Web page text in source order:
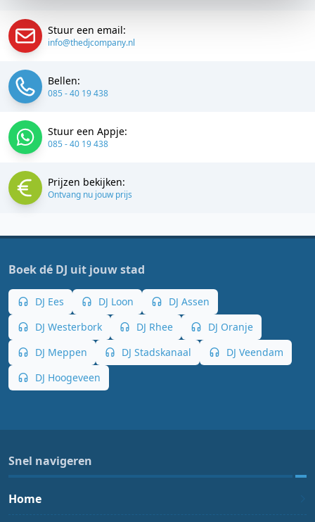
Stuur een email:
info@thedjcompany.nl
Bellen:
085 - 40 19 438
Stuur een Appje:
085 - 40 19 438
Prijzen bekijken:
Ontvang nu jouw prijs
Boek dé DJ uit jouw stad
DJ Ees DJ Loon
DJ Assen
DJ Westerbork
DJ Rhee
DJ Oranje
DJ Meppen
DJ Stadskanaal
DJ Veendam
DJ Hoogeveen
Snel navigeren
Home